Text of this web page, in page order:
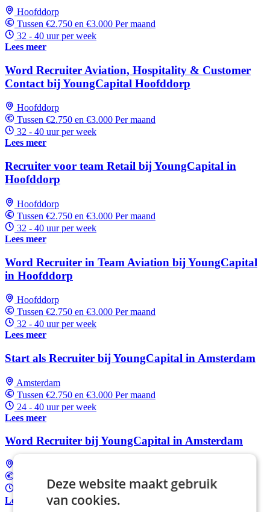
Hoofddorp
Tussen €2.750 en €3.000 Per maand
32 - 40 uur per week
Lees meer
Word Recruiter Aviation, Hospitality & Customer
Contact bij YoungCapital Hoofddorp
Hoofddorp
Tussen €2.750 en €3.000 Per maand
32 - 40 uur per week
Lees meer
Recruiter voor team Retail bij YoungCapital in
Hoofddorp
Hoofddorp
Tussen €2.750 en €3.000 Per maand
32 - 40 uur per week
Lees meer
Word Recruiter in Team Aviation bij YoungCapital
in Hoofddorp
Hoofddorp
Tussen €2.750 en €3.000 Per maand
32 - 40 uur per week
Lees meer
Start als Recruiter bij YoungCapital in Amsterdam
Amsterdam
Tussen €2.750 en €3.000 Per maand
24 - 40 uur per week
Lees meer
Word Recruiter bij YoungCapital in Amsterdam
Tussen €2.750 en €3.000 Per maand
32 - 40 uur per week
Lees meer
Deze website maakt gebruik
van cookies.